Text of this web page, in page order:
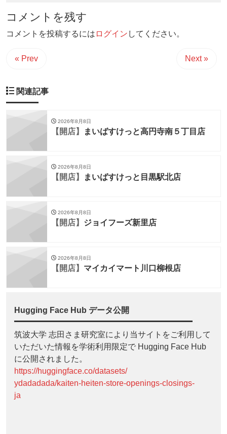
コメントを残す
コメントを投稿するには ログイン してください。
« Prev Next »
関連記事
2026年8月8日
【開店】 まいばすけっと高円寺南５丁目店
2026年8月8日
【開店】 まいばすけっと目黒駅北店
2026年8月8日
【開店】 ジョイフーズ新里店
2026年8月8日
【開店】 マイカイマート川口柳根店
Hugging Face Hub データ公開
筑波大学 志田さま研究室により当サイトをご利用して
いただいた情報を学術利用限定で Hugging Face Hub
に公開されました。
https://huggingface.co/datasets/
ydadadada/kaiten-heiten-store-openings-closings-
ja